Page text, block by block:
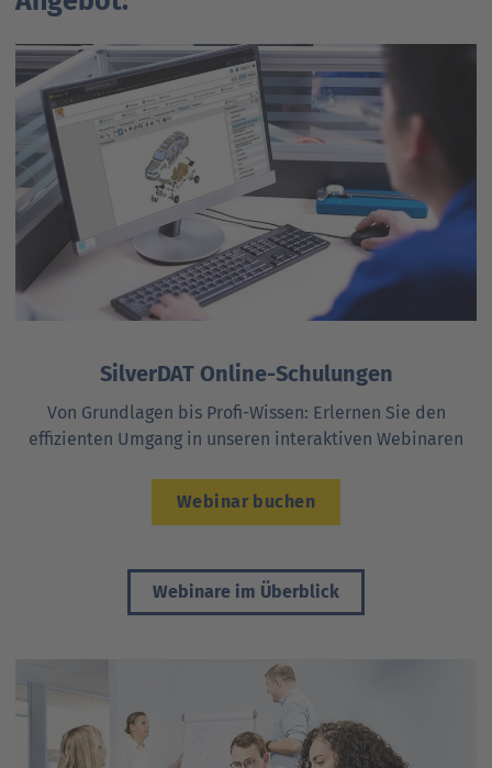
SilverDAT Online-Schulungen
Von Grundlagen bis Profi-Wissen: Erlernen Sie den
effizienten Umgang in unseren interaktiven Webinaren
Webinar buchen
Webinare im Überblick